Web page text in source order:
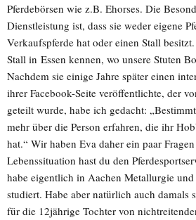
Pferdebörsen wie z.B. Ehorses. Die
Dienstleistung ist, dass sie weder eigene
Verkaufspferde hat oder einen Stall
Stall in Essen kennen, wo unsere Stuten
Nachdem sie einige Jahre später einen
ihrer Facebook-Seite veröffentlichte, der
geteilt wurde, habe ich gedacht:
mehr über die Person erfahren, die ihr
hat.“ Wir haben Eva daher ein paar
Lebenssituation hast du den
habe eigentlich in Aachen Metallurgie
studiert. Habe aber natürlich auch damals
für die 12jährige Tochter von